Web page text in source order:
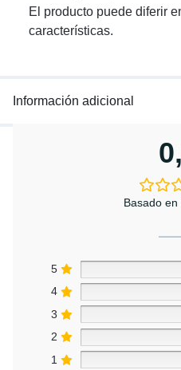
El producto puede diferir
características.
Información adicional
Basado en
5
4
3
2
1